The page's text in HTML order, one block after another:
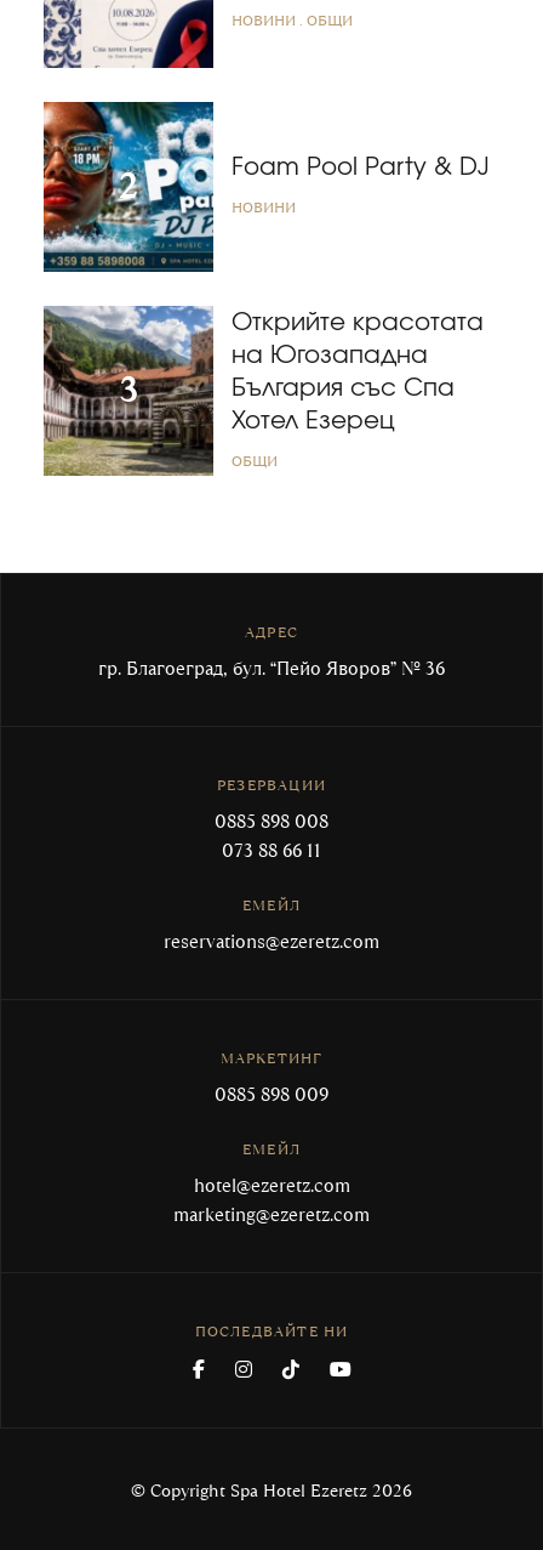
НОВИНИ ОБЩИ
Foam Pool Party & DJ
НОВИНИ
Открийте красотата
на Югозападна
България със Спа
Хотел Езерец
ОБЩИ
АДРЕС
гр. Благоеград, бул. “Пейо Яворов” № 36
РЕЗЕРВАЦИИ
0885 898 008
073 88 66 11
ЕМЕЙЛ
reservations@ezeretz.com
МАРКЕТИНГ
0885 898 009
ЕМЕЙЛ
hotel@ezeretz.com
marketing@ezeretz.com
ПОСЛЕДВАЙТЕ НИ
© Copyright Spa Hotel Ezeretz 2026